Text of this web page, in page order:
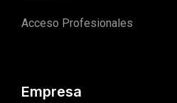
Acceso Profesionales
Empresa